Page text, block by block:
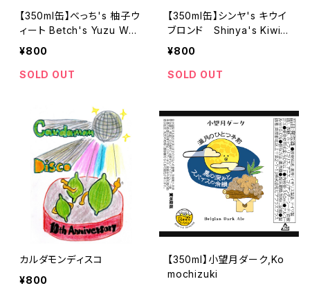
【350ml缶】べっち's 柚子ウ
ィート Betch's Yuzu Whe
at
¥800
SOLD OUT
【350ml缶】シンヤ's キウイ
ブロンド Shinya's Kiwi B
lond
¥800
SOLD OUT
カルダモンディスコ
¥800
【350ml】小望月ダーク,Ko
mochizuki